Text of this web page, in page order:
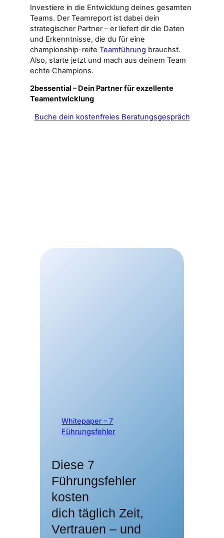
Investiere in die Entwicklung deines gesamten
Teams. Der Teamreport ist dabei dein
strategischer Partner – er liefert dir die Daten
und Erkenntnisse, die du für eine
championship-reife Teamführung brauchst.
Also, starte jetzt und mach aus deinem Team
echte Champions.
2bessential – Dein Partner für exzellente
Teamentwicklung
Buche dein kostenfreies Beratungsgespräch
Diese 7
Führungsfehler
kosten
dich täglich Zeit,
Vertrauen – und
Whitepaper – 7
Führungsfehler